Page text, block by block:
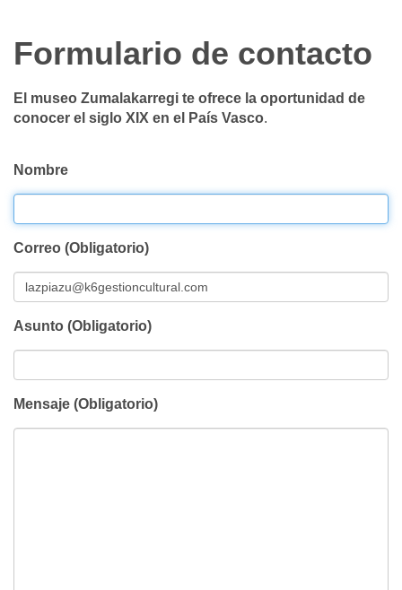
Formulario de contacto
El museo Zumalakarregi te ofrece la oportunidad de
conocer el siglo XIX en el País Vasco.
Nombre
Correo (Obligatorio)
Asunto (Obligatorio)
Mensaje (Obligatorio)